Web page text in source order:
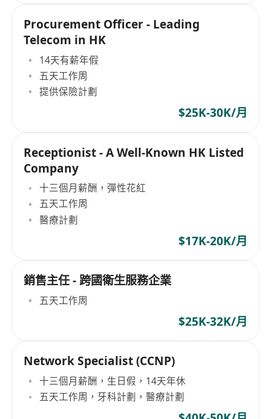
Procurement Officer - Leading
Telecom in HK
14天有薪年假
五天工作周
提供保險計劃
$25K-30K/月
Receptionist - A Well-Known HK Listed
Company
十三個月薪酬，彈性花紅
五天工作周
醫療計劃
$17K-20K/月
銷售主任 - 跨國衛生服務企業
五天工作周
$25K-32K/月
Network Specialist (CCNP)
十三個月薪酬，生日假，14天年休
五天工作周，牙科計劃，醫療計劃